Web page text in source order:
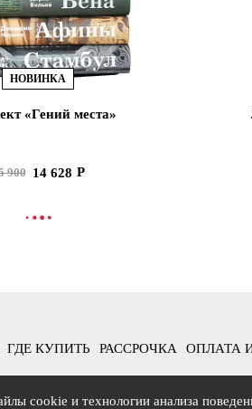
НОВИНКА
«Гений места»
900 14 628
В КОРЗИНУ
ГДЕ КУПИТЬ РАССРОЧКА ОПЛАТА
cookie и технологии анализа